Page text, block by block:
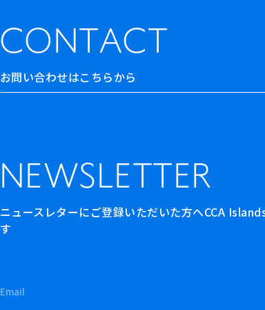
CONTACT
お問い合わせはこちらから
NEWSLETTER
ニュースレターにご登録いただいた方へCCA
す